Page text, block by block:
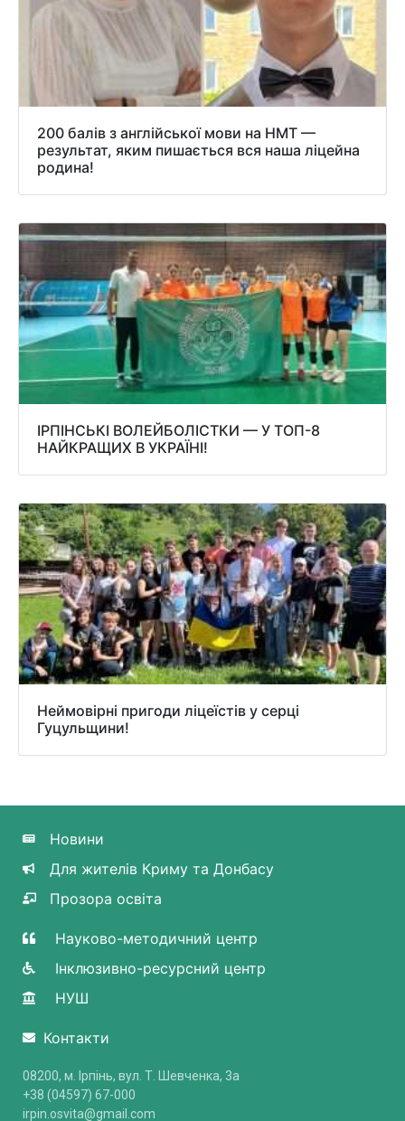
200 балів з англійської мови на НМТ —
результат, яким пишається вся наша ліцейна
родина!
ІРПІНСЬКІ ВОЛЕЙБОЛІСТКИ — У ТОП-8
НАЙКРАЩИХ В УКРАЇНІ!
Неймовірні пригоди ліцеїстів у серці
Гуцульщини!
Новини
Для жителів Криму та Донбасу
Прозора освіта
Науково-методичний центр
Інклюзивно-ресурсний центр
НУШ
Контакти
08200, м. Ірпінь, вул. Т. Шевченка, 3a
+38 (04597) 67-000
irpin.osvita@gmail.com